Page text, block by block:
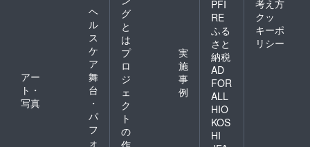
ヘ
ル
ス
ケ
ア
アー
ト・
写真
舞
台
・
パ
フ
ォ
グ
と
は
プ
ロ
ジ
ェ
ク
ト
の
作
実
施
事
例
PFI
RE
ふる
さと
納税
AD
FOR
ALL
HIO
KOS
HI
考え方
クッ
キーポ
リシー